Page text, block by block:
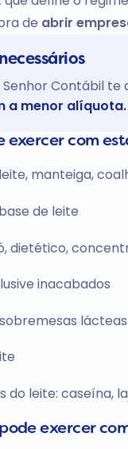
de abrir
Contábil te
a menor alíquota.
com
manteiga,
de leite
dietético,
inacabados
lácteas
leite: caseína,
exercer